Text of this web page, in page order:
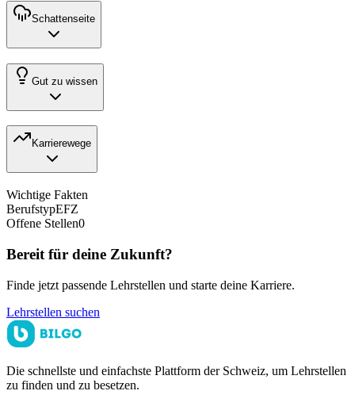
Schattenseite
Gut zu wissen
Karrierewege
Wichtige Fakten
BerufstypEFZ
Offene Stellen0
Bereit für deine Zukunft?
Finde jetzt passende Lehrstellen und starte deine Karriere.
Lehrstellen suchen
Die schnellste und einfachste Plattform der Schweiz, um Lehrstellen
zu finden und zu besetzen.